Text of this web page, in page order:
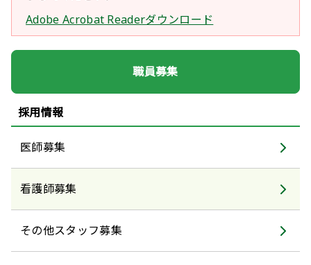
Adobe Acrobat Readerダウンロード
職員募集
採用情報
医師募集
看護師募集
その他スタッフ募集